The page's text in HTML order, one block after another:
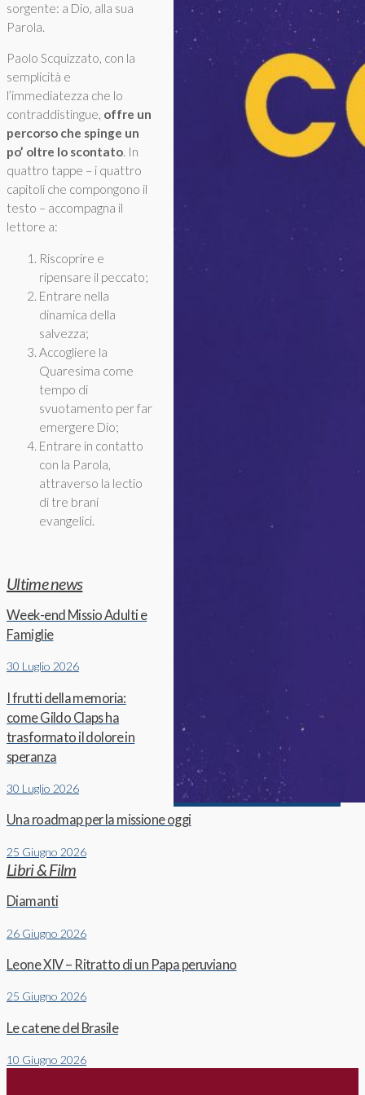
sorgente: a Dio, alla sua
Parola.
Paolo Scquizzato, con la
semplicità e
l’immediatezza che lo
contraddistingue, offre un
percorso che spinge un
po’ oltre lo scontato. In
quattro tappe – i quattro
capitoli che compongono il
testo – accompagna il
lettore a:
Riscoprire e
ripensare il peccato;
Entrare nella
dinamica della
salvezza;
Accogliere la
Quaresima come
tempo di
svuotamento per far
emergere Dio;
Entrare in contatto
con la Parola,
attraverso la lectio
di tre brani
evangelici.
Ultime news
Week-end Missio Adulti e
Famiglie
30 Luglio 2026
I frutti della memoria:
come Gildo Claps ha
trasformato il dolore in
speranza
30 Luglio 2026
Una roadmap per la missione oggi
25 Giugno 2026
Libri & Film
Diamanti
26 Giugno 2026
Leone XIV – Ritratto di un Papa peruviano
25 Giugno 2026
Le catene del Brasile
10 Giugno 2026